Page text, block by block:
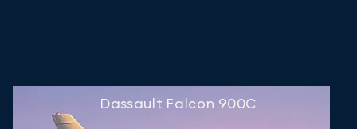
Dassault Falcon 900C